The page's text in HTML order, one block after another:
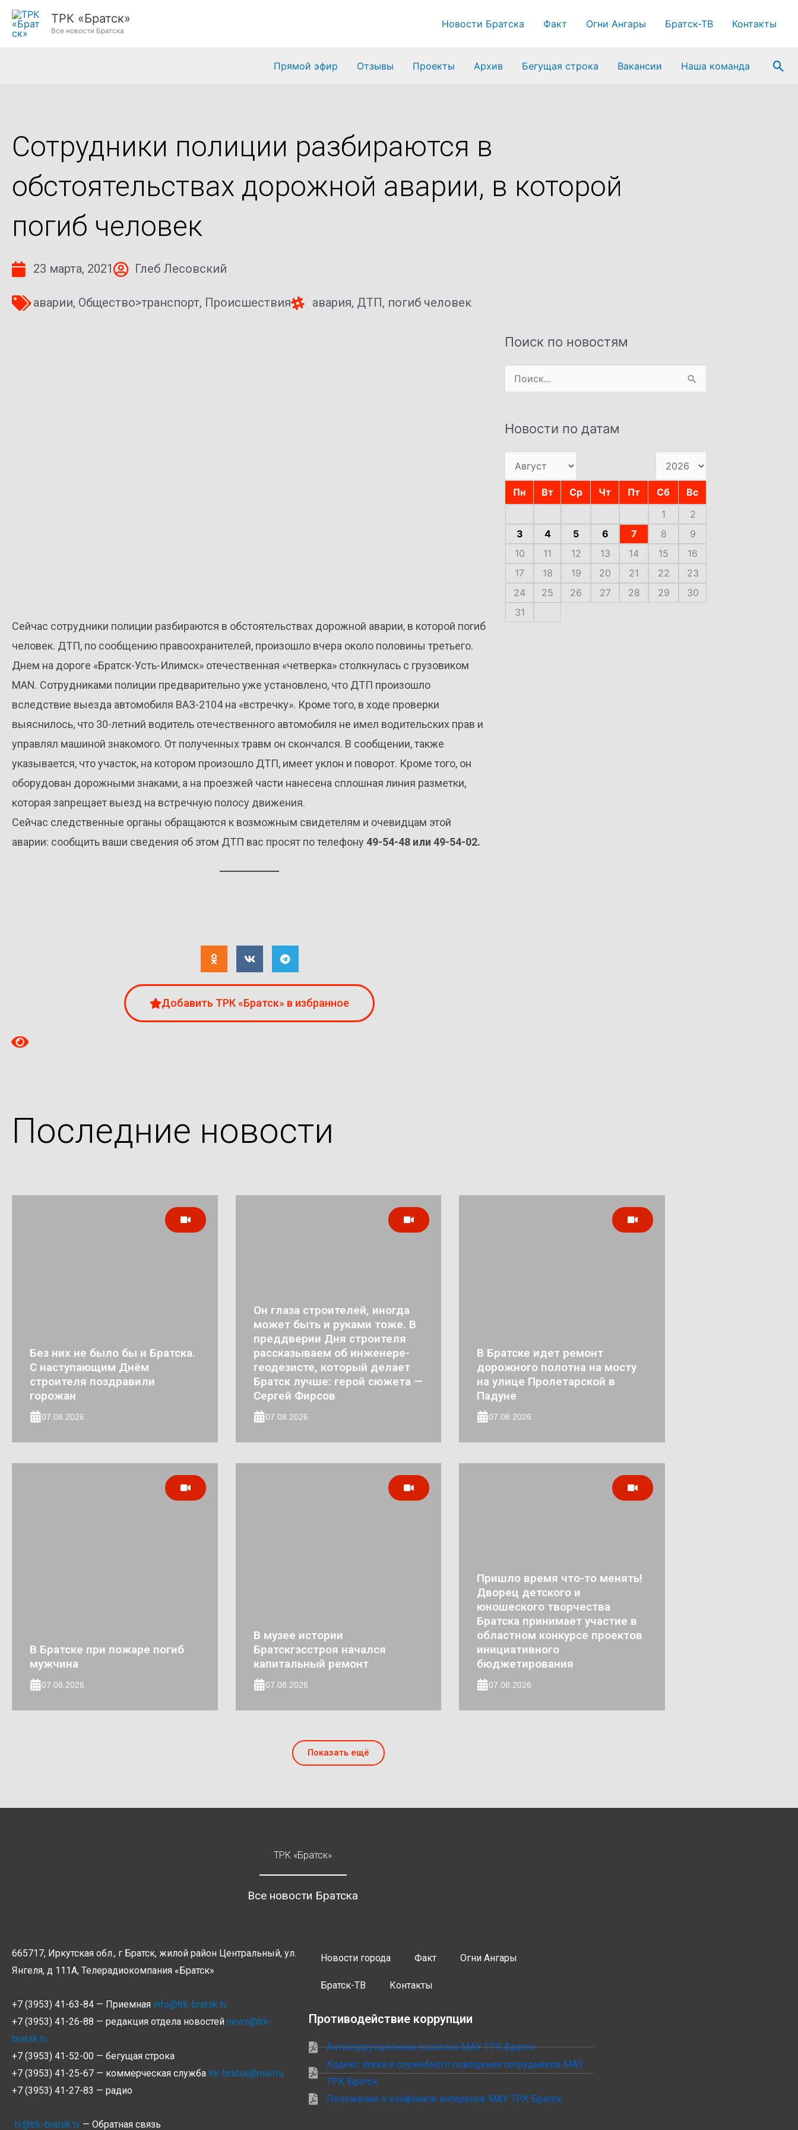
Перейти
ТРК «Братск»
Все новости Братска
Новости Братска Факт Огни Ангары Братск-ТВ Контакты
Прямой эфир Отзывы Проекты Архив Бегущая строка Вакансии Наша команда
Сотрудники полиции разбираются в
обстоятельствах дорожной аварии, в которой
погиб человек
23 марта, 2021 Глеб Лесовский
аварии, Общество>транспорт, Происшествия авария, ДТП, погиб человек
Сейчас сотрудники полиции разбираются в обстоятельствах дорожной аварии, в которой погиб
человек. ДТП, по сообщению правоохранителей, произошло вчера около половины третьего.
Днем на дороге «Братск-Усть-Илимск» отечественная «четверка» столкнулась с грузовиком
МAN. Сотрудниками полиции предварительно уже установлено, что ДТП произошло
вследствие выезда автомобиля ВАЗ-2104 на «встречку». Кроме того, в ходе проверки
выяснилось, что 30-летний водитель отечественного автомобиля не имел водительских прав и
управлял машиной знакомого. От полученных травм он скончался. В сообщении, также
указывается, что участок, на котором произошло ДТП, имеет уклон и поворот. Кроме того, он
оборудован дорожными знаками, а на проезжей части нанесена сплошная линия разметки,
которая запрещает выезд на встречную полосу движения.
Сейчас следственные органы обращаются к возможным свидетелям и очевидцам этой
аварии: сообщить ваши сведения об этом ДТП вас просят по телефону 49-54-48 или 49-54-02.
Добавить ТРК «Братск» в избранное
Поиск по новостям
Поиск:
Новости по датам
Пн Вт Ср Чт Пт Сб
Вс
1
2
3
4 5 6 7 8
9
10
11 12 13 14 15
16
17
18 19 20 21 22
23
24
25 26 27 28 29
30
31
Последние новости
Без них не было бы и Братска.
С наступающим Днём
строителя поздравили
горожан
07.08.2026
Он глаза строителей, иногда
может быть и руками тоже. В
преддверии Дня строителя
рассказываем об инженере-
геодезисте, который делает
Братск лучше: герой сюжета —
Сергей Фирсов
07.08.2026
В Братске идет ремонт
дорожного полотна на мосту
на улице Пролетарской в
Падуне
07.08.2026
В Братске при пожаре погиб
мужчина
07.08.2026
В музее истории
Братскгэсстроя начался
капитальный ремонт
07.08.2026
Пришло время что-то менять!
Дворец детского и
юношеского творчества
Братска принимает участие в
областном конкурсе проектов
инициативного
бюджетирования
07.08.2026
Показать ещё
ТРК «Братск»
Все новости Братска
665717, Иркутская обл., г Братск, жилой район Центральный, ул.
Янгеля, д 111А, Телерадиокомпания «Братск»
+7 (3953) 41-63-84 — Приемная info@trk-bratsk.tv
+7 (3953) 41-26-88 — редакция отдела новостей news@trk-
bratsk.tv
+7 (3953) 41-52-00 — бегущая строка
+7 (3953) 41-25-67 — коммерческая служба trk-bratsk@mail.ru
+7 (3953) 41-27-83 — радио
tv@trk-bratsk.tv — Обратная связь
Новости города Факт Огни Ангары
Братск-ТВ Контакты
Противодействие коррупции
Антикоррупционная политика МАУ ТРК Братск
Кодекс этики и служебного поведения сотрудников МАУ
ТРК Братск
Положение о конфликте интересов МАУ ТРК Братск